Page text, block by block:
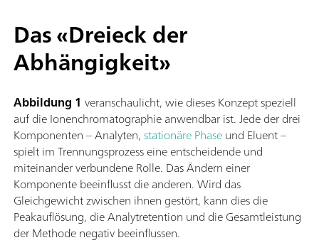
Das «Dreieck der
Abhängigkeit»
Abbildung 1 veranschaulicht, wie dieses Konzept speziell
auf die Ionenchromatographie anwendbar ist. Jede der drei
Komponenten – Analyten,stationäre Phaseund Eluent –
spielt im Trennungsprozess eine entscheidende und
miteinander verbundene Rolle. Das Ändern einer
Komponente beeinflusst die anderen. Wird das
Gleichgewicht zwischen ihnen gestört, kann dies die
Peakauflösung, die Analytretention und die Gesamtleistung
der Methode negativ beeinflussen.